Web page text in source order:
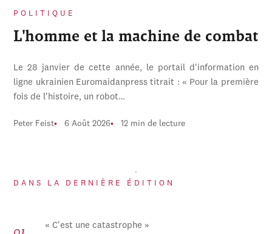
POLITIQUE
L'homme et la machine de combat
Le 28 janvier de cette année, le portail d'information en
ligne ukrainien Euromaidanpress titrait : « Pour la première
fois de l'histoire, un robot…
Peter Feist 6 Août 2026 12 min de lecture
DANS LA DERNIÈRE ÉDITION
« C'est une catastrophe »